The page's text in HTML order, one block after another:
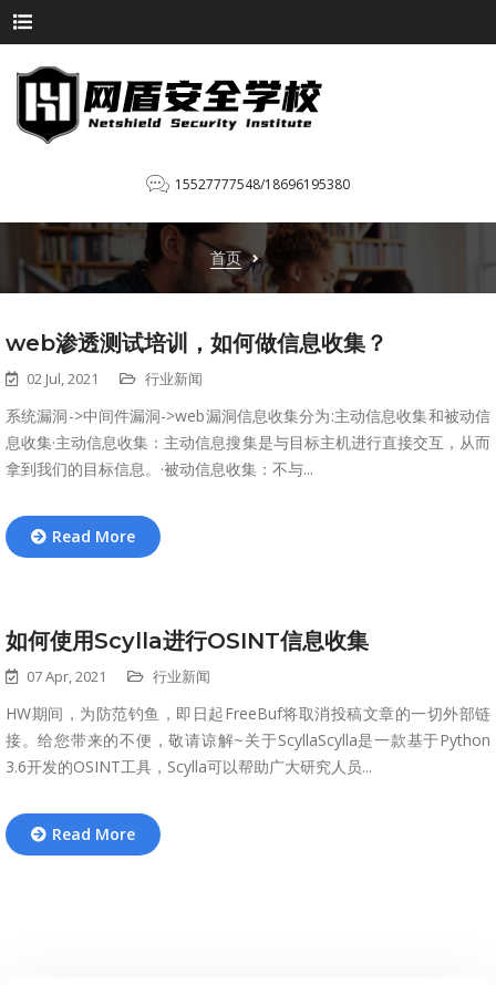
15527777548/18696195380
首页
web渗透测试培训，如何做信息收集？
02 Jul, 2021 行业新闻
系统漏洞->中间件漏洞->web漏洞信息收集分为:主动信息收集和被动信
息收集·主动信息收集：主动信息搜集是与目标主机进行直接交互，从而
拿到我们的目标信息。·被动信息收集：不与...
Read More
如何使用Scylla进行OSINT信息收集
07 Apr, 2021 行业新闻
HW期间，为防范钓鱼，即日起FreeBuf将取消投稿文章的一切外部链
接。给您带来的不便，敬请谅解~关于ScyllaScylla是一款基于Python
3.6开发的OSINT工具，Scylla可以帮助广大研究人员...
Read More